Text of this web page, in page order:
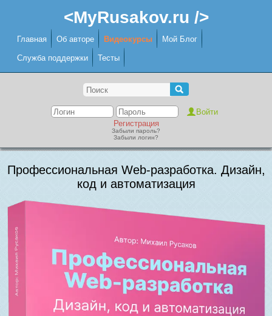
<MyRusakov.ru />
Главная Об авторе Видеокурсы Мой Блог
Служба поддержки Тесты
Регистрация
Забыли пароль?
Забыли логин?
Профессиональная Web-разработка. Дизайн,
код и автоматизация